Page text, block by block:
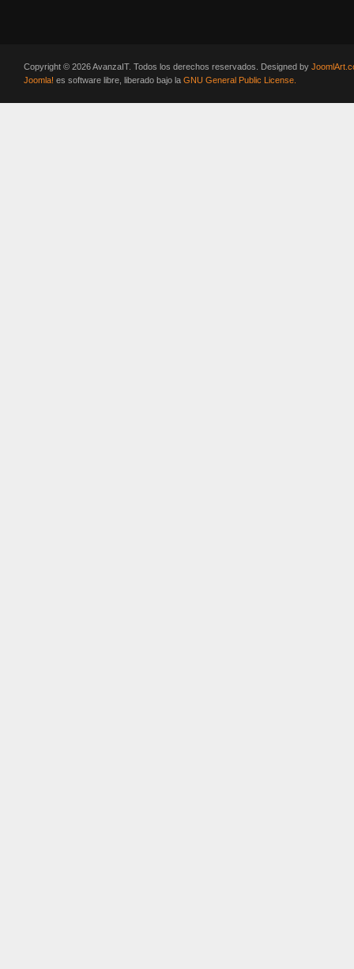
Copyright © 2026 AvanzaIT. Todos los derechos reservados. Designed by
Joomla! es software libre, liberado bajo la GNU General Public License.